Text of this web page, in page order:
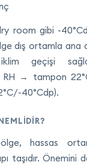
room gibi -
dış ortamla ana
iklim geçişi
RH → tampon
40°Cdp).
hassas
taşıdır. Önemini